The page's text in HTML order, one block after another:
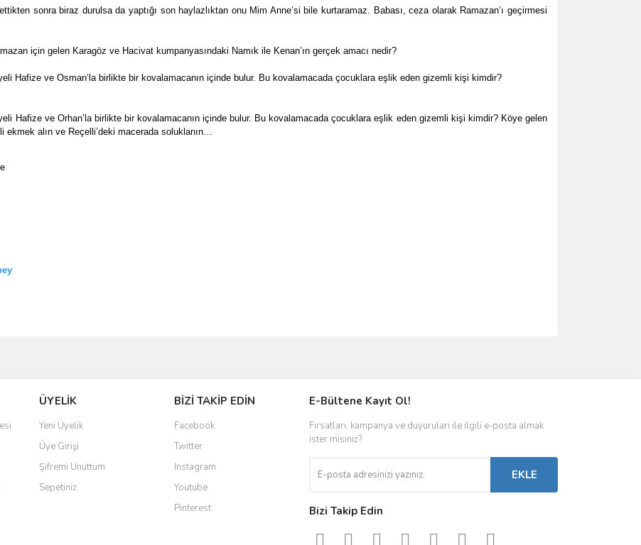
sonra biraz durulsa da yaptığı son haylazlıktan onu Mim Anne’si bile kurtaramaz. Babası, ceza olarak Ramazan’ı geçirmesi
için gelen Karagöz ve Hacivat kumpanyasındaki Namık ile Kenan’ın gerçek amacı nedir?
Hafize ve Osman’la birlikte bir kovalamacanın içinde bulur. Bu kovalamacada çocuklara eşlik eden gizemli kişi kimdir?
Hafize ve Orhan’la birlikte bir kovalamacanın içinde bulur. Bu kovalamacada çocuklara eşlik eden gizemli kişi kimdir? Köye gelen
alın ve Reçelli’deki macerada soluklanın…
ÜYELİK
Yeni Üyelik
Üye Girişi
Şifremi Unuttum
Sepetiniz
BİZİ TAKİP EDİN
Facebook
Twitter
Instagram
Youtube
Pinterest
E-Bültene Kayıt Ol!
Fırsatları, kampanya ve duyuruları ile ilgili e-posta almak
ister misiniz?
EKLE
Bizi Takip Edin